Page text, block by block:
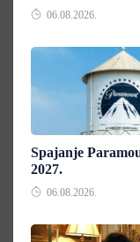
06.08.2026.
Spajanje
2027.
06.08.2026.